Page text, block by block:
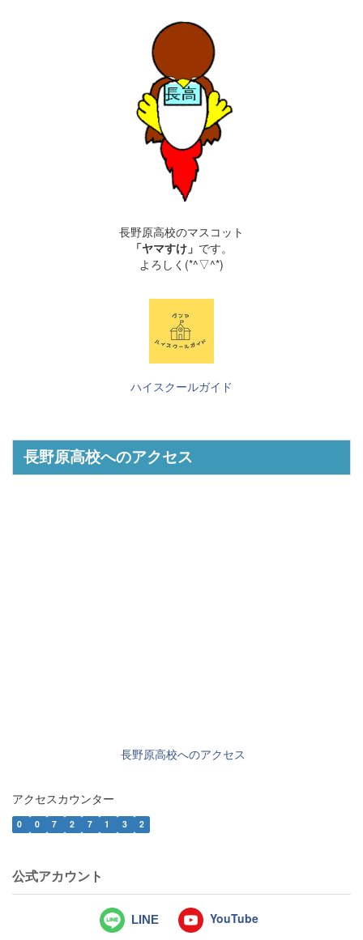
長野原高校のマスコット
「ヤマすけ」 です。
よろしく(*^▽^*)
ハイスクールガイド
長野原高校へのアクセス
長野原高校へのアクセス
アクセスカウンター
0 0 7 2 7 1 3 2
公式アカウント
LINE YouTube